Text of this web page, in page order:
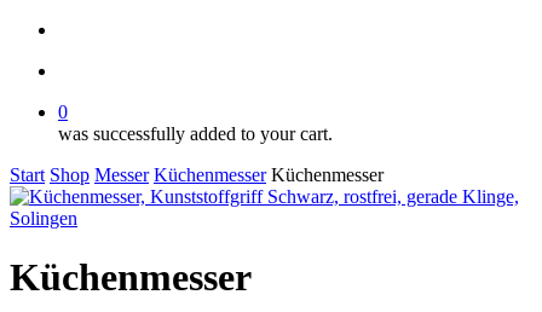
0
was successfully added to your cart.
Start Shop Messer Küchenmesser Küchenmesser
Küchenmesser